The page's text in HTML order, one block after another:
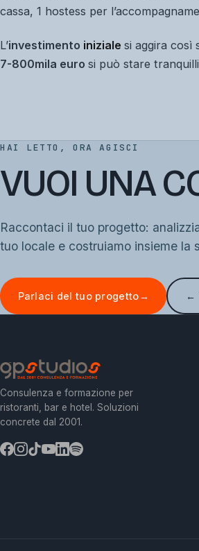
cassa, 1 hostess per
L’investimento iniziale si aggira così
7-800mila euro si può stare
HAI LETTO, ORA AGISCI
VUOI UNA
Raccontaci il tuo progetto:
tuo locale e costruiamo insieme la
Parlaci del tuo progetto→ ←
Consulenza e formazione per
ristoranti, bar e hotel. Soluzioni
concrete dal 2001.